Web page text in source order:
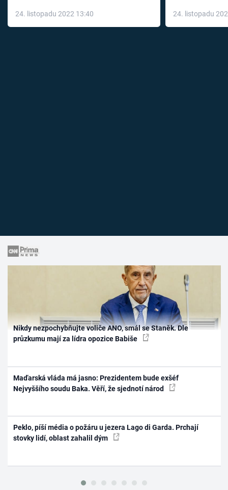
24. listopadu 2022 13:40
léky
24. listopadu
Nikdy nezpochybňujte voliče ANO, smál se Staněk. Dle
průzkumu mají za lídra opozice Babiše
Maďarská vláda má jasno: Prezidentem bude exšéf
Nejvyššího soudu Baka. Věří, že sjednotí národ
Peklo, píší média o požáru u jezera Lago di Garda. Prchají
stovky lidí, oblast zahalil dým